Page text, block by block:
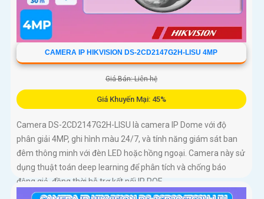
CAMERA IP HIKVISION DS-2CD2147G2H-LISU 4MP
Giá Bán: Liên hệ
Giá Khuyến Mại: 45%
Camera DS-2CD2147G2H-LISU là camera IP Dome với độ
phân giải 4MP, ghi hình màu 24/7, và tính năng giám sát ban
đêm thông minh với đèn LED hoặc hồng ngoại. Camera này sử
dụng thuật toán deep learning để phân tích và chống báo
động giả, đồng thời hỗ trợ kết nối IP POE